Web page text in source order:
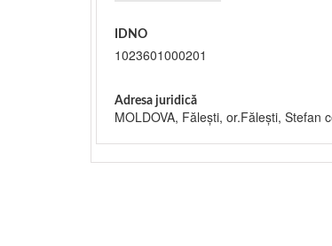
IDNO
1023601000201
Adresa juridică
MOLDOVA, Făleşti, or.Făleşti, Stefan